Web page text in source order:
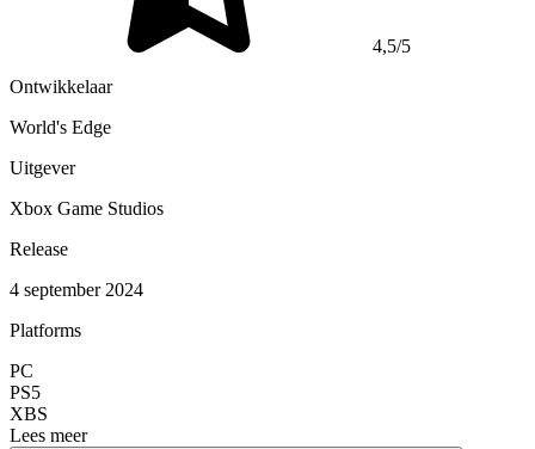
4,5/5
Ontwikkelaar
World's Edge
Uitgever
Xbox Game Studios
Release
4 september 2024
Platforms
PC
PS5
XBS
Lees meer